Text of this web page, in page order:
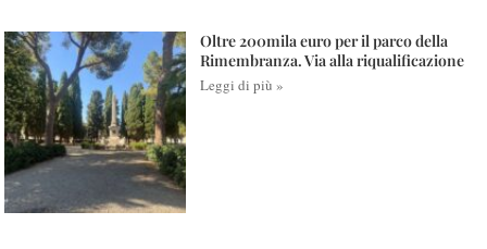
Oltre 200mila euro per il parco della
Rimembranza. Via alla riqualificazione
Leggi di più »